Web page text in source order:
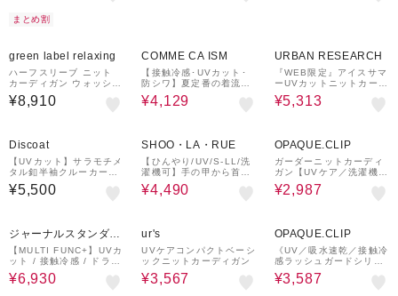
まとめ割
green label relaxing
ハーフスリーブ ニット
カーディガン ウォッシャ
ブル 接触冷感 UVカット
¥8,910
COMME CA ISM
【接触冷感･UVカット･
防シワ】夏定番の着流し
カーディガン
¥4,129
URBAN RESEARCH
『WEB限定』アイスサマ
ーUVカットニットカーデ
ィガン
¥5,313
Discoat
【UVカット】サラモチメ
タル釦半袖クルーカーデ
ィガン
¥5,500
SHOO・LA・RUE
【ひんやり/UV/S-LL/洗
濯機可】手の甲から首元
まで隠れる 指穴つき ド
ルマンパーカー
¥4,490
OPAQUE.CLIP
ガーダーニットカーディ
ガン【UVケア／洗濯機洗
い可】
¥2,987
ジャーナルスタンダー
ド レリューム
【MULTI FUNC+】UVカ
ット / 接触冷感 / ドライ
タッチVネックカーディ
ガン
¥6,930
ur's
UVケアコンパクトベーシ
ックニットカーディガン
¥3,567
OPAQUE.CLIP
《UV／吸水速乾／接触冷
感ラッシュガードシリー
ズ》スナップボタンクル
ーカーディガン【洗濯機
¥3,587